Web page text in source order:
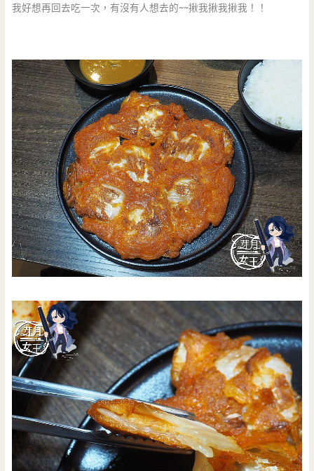
我好想再回去吃一次，有沒有人想去的~~揪我揪我揪我！！